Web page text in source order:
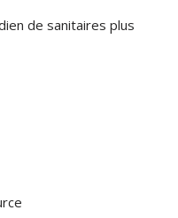
de sanitaires plus